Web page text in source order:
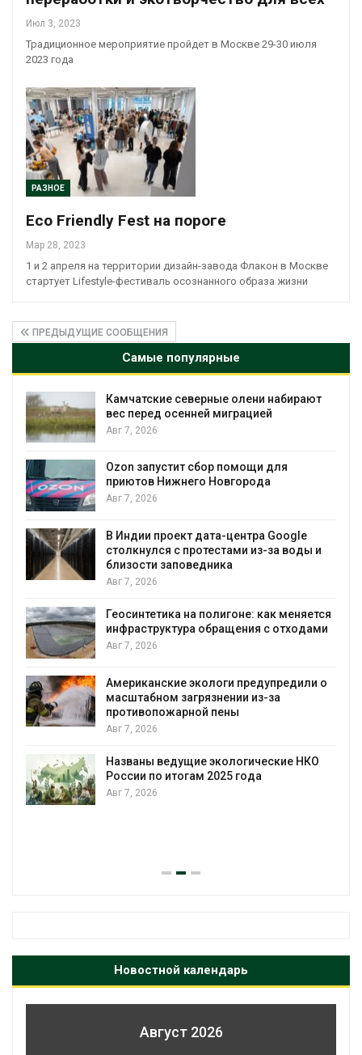
Июл 3, 2023
Традиционное мероприятие пройдет в Москве 29-30 июля
2023 года
РАЗНОЕ
Eco Friendly Fest на пороге
Мар 28, 2023
1 и 2 апреля на территории дизайн-завода Флакон в Москве
стартует Lifestyle-фестиваль осознанного образа жизни
ПРЕДЫДУЩИЕ СООБЩЕНИЯ
Самые популярные
Камчатские северные олени набирают
вес перед осенней миграцией
Авг 7, 2026
Ozon запустит сбор помощи для
приютов Нижнего Новгорода
Авг 7, 2026
В Индии проект дата-центра Google
столкнулся с протестами из-за воды и
близости заповедника
Авг 7, 2026
Геосинтетика на полигоне: как меняется
инфраструктура обращения с отходами
Авг 7, 2026
Американские экологи предупредили о
масштабном загрязнении из-за
противопожарной пены
Авг 7, 2026
Названы ведущие экологические НКО
России по итогам 2025 года
Авг 7, 2026
Новостной календарь
Август 2026